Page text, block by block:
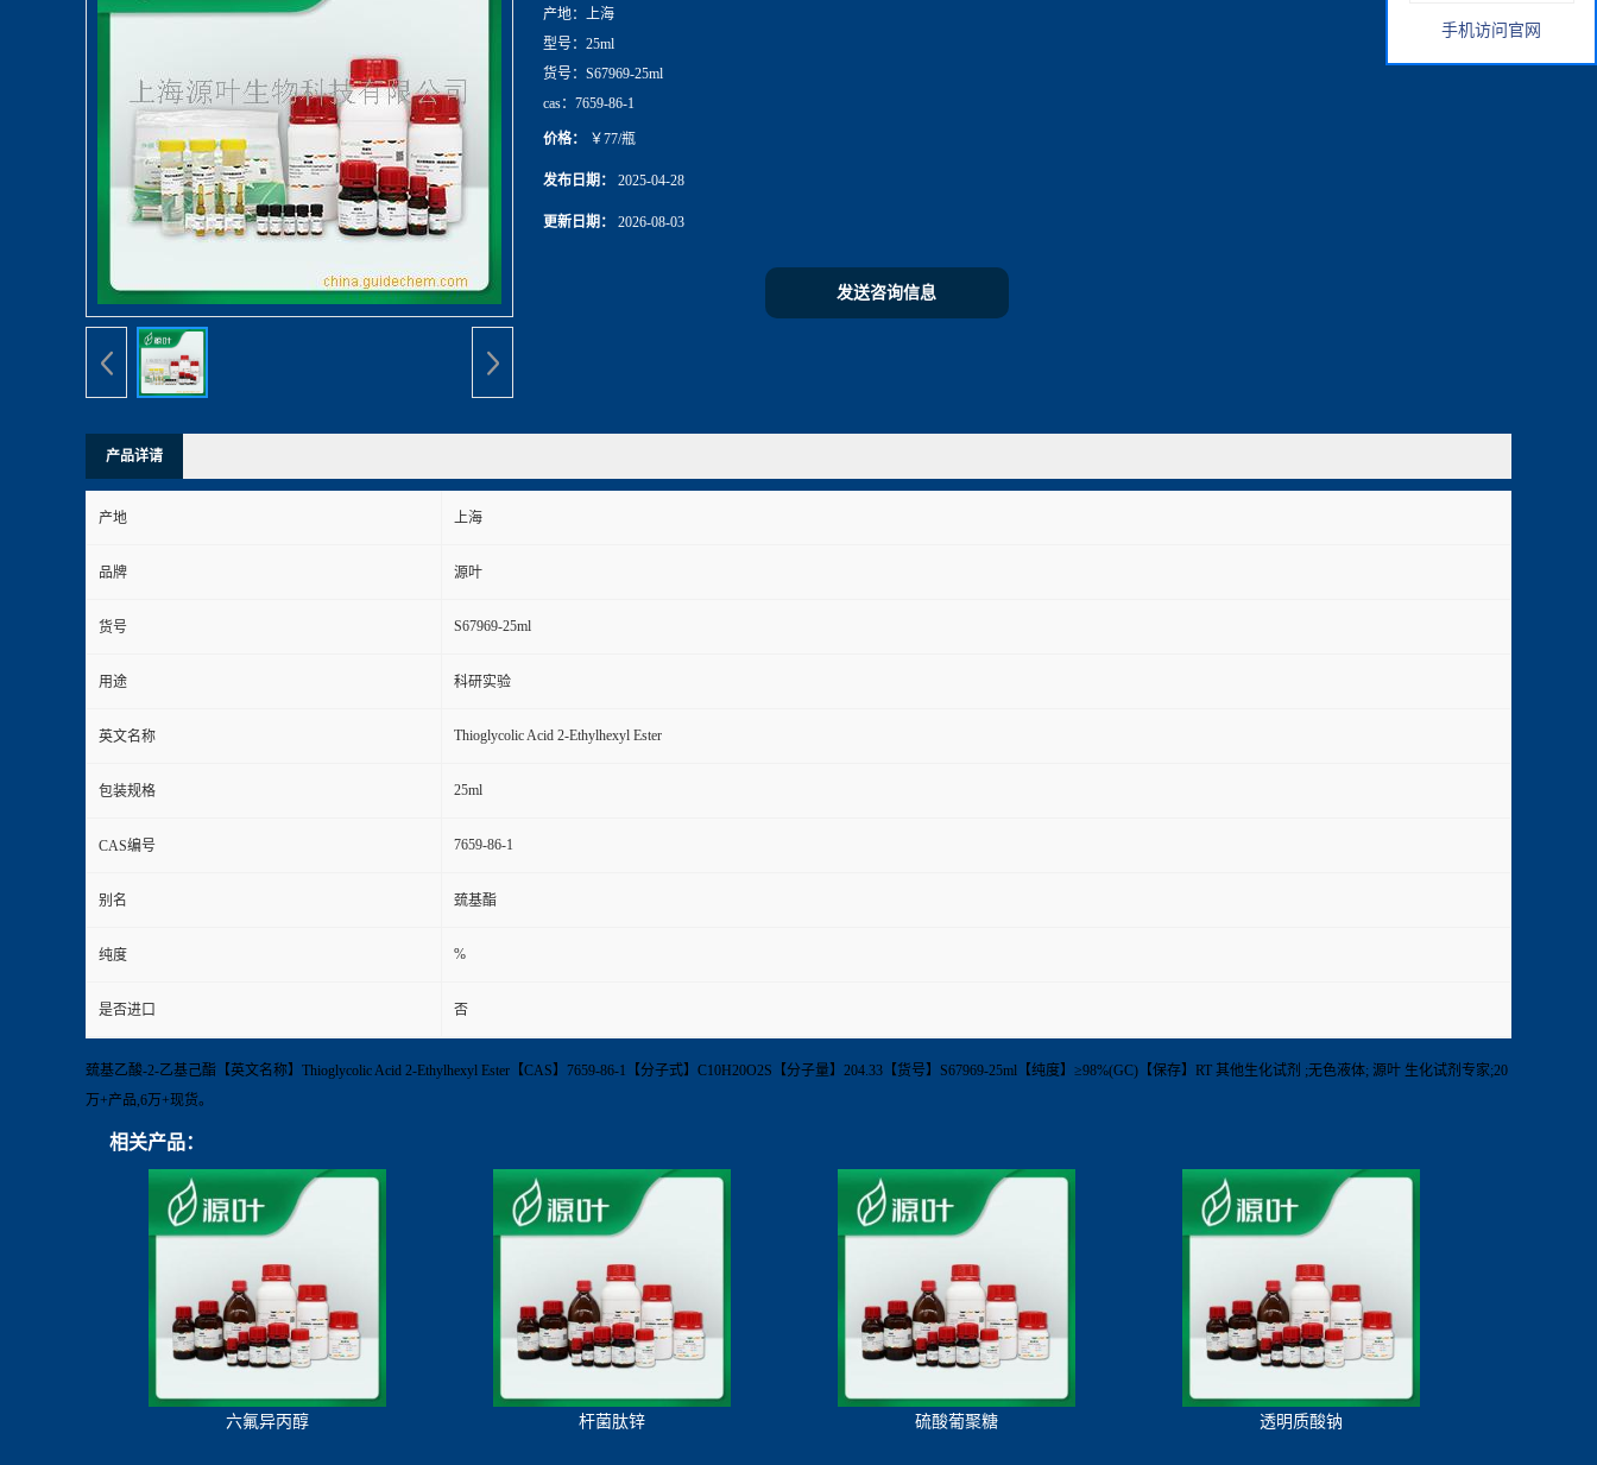
产地： 上海
型号： 25ml
货号： S67969-25ml
cas： 7659-86-1
价格： ￥77/瓶
发布日期： 2025-04-28
更新日期： 2026-08-03
发送咨询信息
产品详请
产地 上海
品牌 源叶
货号 S67969-25ml
用途 科研实验
英文名称 Thioglycolic Acid 2-Ethylhexyl Ester
包装规格 25ml
CAS编号 7659-86-1
别名 巯基酯
纯度 %
是否进口 否
巯基乙酸-2-乙基己酯【英文名称】Thioglycolic Acid 2-Ethylhexyl Ester【CAS】7659-86-1【分子式】C10H20O2S【分子量】204.33【货号】S67969-25ml【纯度】≥98%(GC)【保存】RT 其他生化试剂 ;无色液体; 源叶 生化试剂专家;20
万+产品,6万+现货。
相关产品：
六氟异丙醇 杆菌肽锌 硫酸葡聚糖 透明质酸钠
手机访问官网